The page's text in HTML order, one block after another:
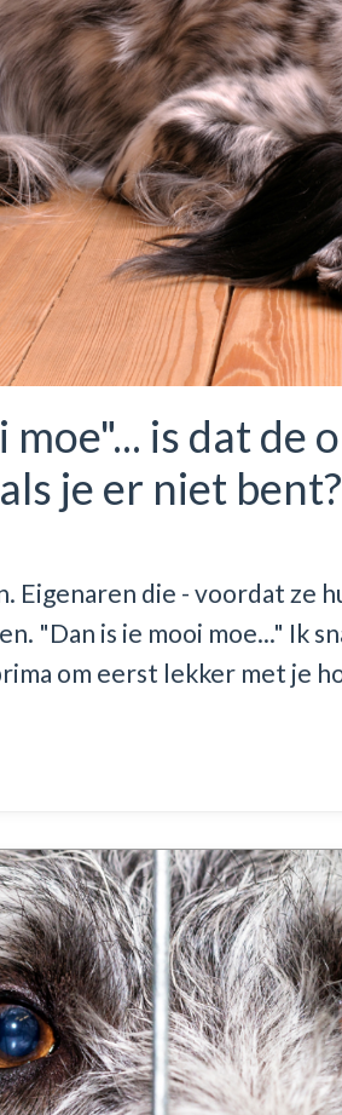
is dat de
je er niet bent?
Eigenaren die - voordat ze
"Dan is ie mooi moe..." Ik
om eerst lekker met je